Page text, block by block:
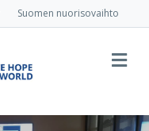
Suomen nuorisovaihto